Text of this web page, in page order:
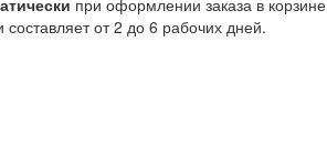
при оформлении заказа в
составляет от 2 до 6 рабочих дней.